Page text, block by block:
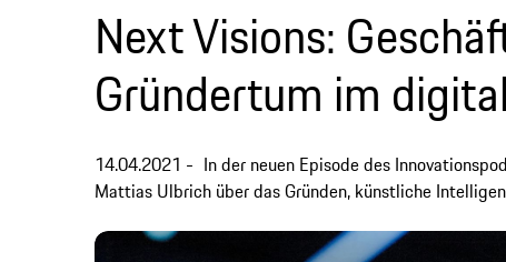
Next Visions:
Gründertum im
14.04.2021
In der neuen Episode des
Mattias Ulbrich über das Gründen, künstliche